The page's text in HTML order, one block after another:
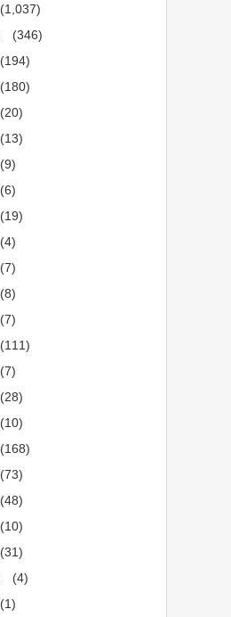
(1,037)
(346)
(194)
(180)
(20)
(13)
(9)
(6)
(19)
(4)
(7)
(8)
(7)
(111)
(7)
(28)
(10)
(168)
(73)
(48)
(10)
(31)
(4)
(1)